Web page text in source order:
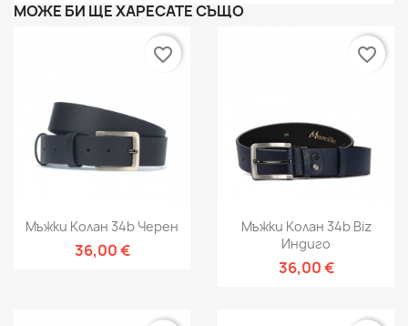
МОЖЕ БИ ЩЕ ХАРЕСАТЕ СЪЩО
Мъжки Колан 34b Черен
36,00 €
favorite_border
Мъжки Колан 34b Biz
Индиго
36,00 €
favorite_border